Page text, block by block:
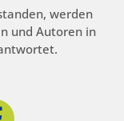
werden
und Autoren in